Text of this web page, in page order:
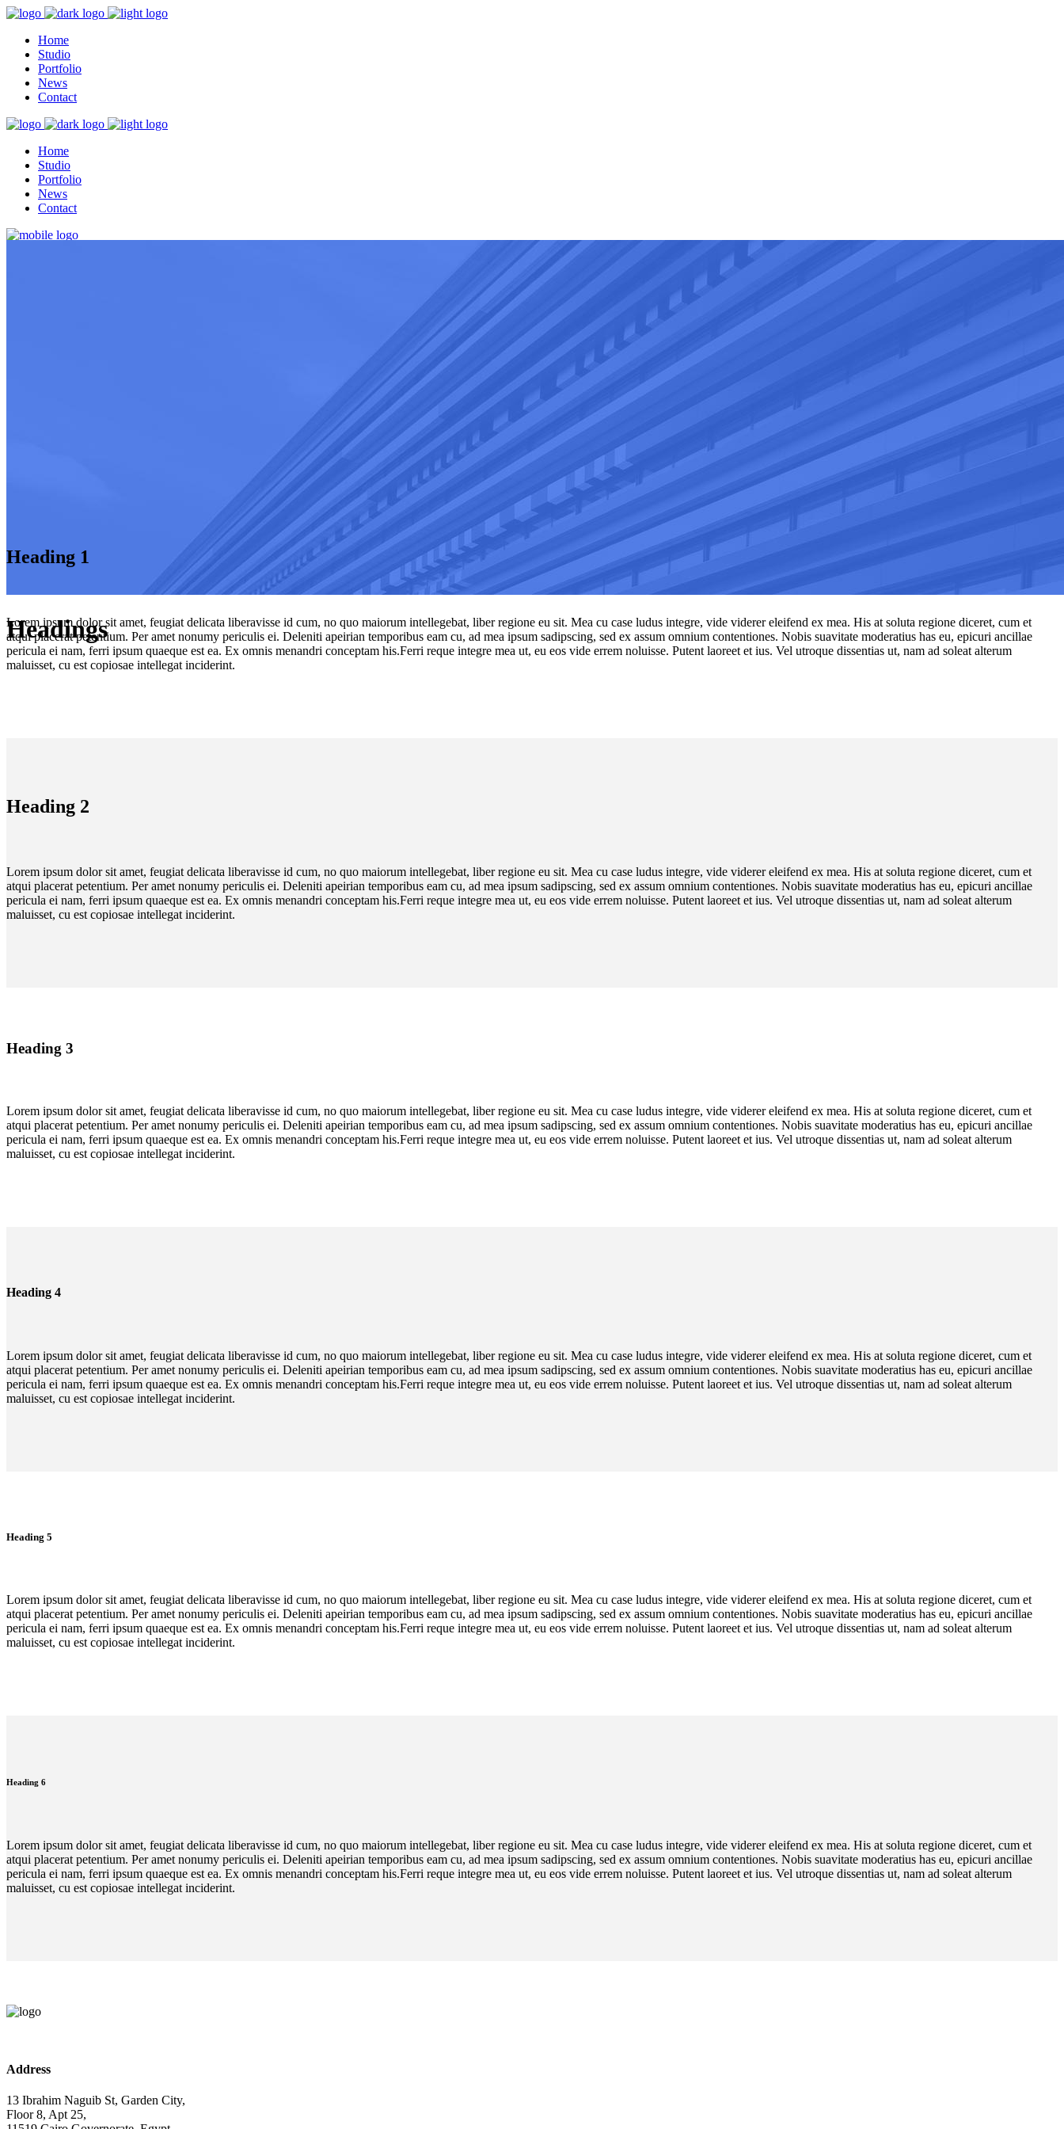
Home
Studio
Portfolio
News
Contact
Home
Studio
Portfolio
News
Contact
Headings
Heading 1
Lorem ipsum dolor sit amet, feugiat delicata liberavisse id cum, no quo maiorum intellegebat, liber regione eu sit. Mea cu case ludus integre, vide viderer eleifend ex mea. His at soluta regione diceret, cum et
atqui placerat petentium. Per amet nonumy periculis ei. Deleniti apeirian temporibus eam cu, ad mea ipsum sadipscing, sed ex assum omnium contentiones. Nobis suavitate moderatius has eu, epicuri ancillae
pericula ei nam, ferri ipsum quaeque est ea. Ex omnis menandri conceptam his.Ferri reque integre mea ut, eu eos vide errem noluisse. Putent laoreet et ius. Vel utroque dissentias ut, nam ad soleat alterum
maluisset, cu est copiosae intellegat inciderint.
Heading 2
Lorem ipsum dolor sit amet, feugiat delicata liberavisse id cum, no quo maiorum intellegebat, liber regione eu sit. Mea cu case ludus integre, vide viderer eleifend ex mea. His at soluta regione diceret, cum et
atqui placerat petentium. Per amet nonumy periculis ei. Deleniti apeirian temporibus eam cu, ad mea ipsum sadipscing, sed ex assum omnium contentiones. Nobis suavitate moderatius has eu, epicuri ancillae
pericula ei nam, ferri ipsum quaeque est ea. Ex omnis menandri conceptam his.Ferri reque integre mea ut, eu eos vide errem noluisse. Putent laoreet et ius. Vel utroque dissentias ut, nam ad soleat alterum
maluisset, cu est copiosae intellegat inciderint.
Heading 3
Lorem ipsum dolor sit amet, feugiat delicata liberavisse id cum, no quo maiorum intellegebat, liber regione eu sit. Mea cu case ludus integre, vide viderer eleifend ex mea. His at soluta regione diceret, cum et
atqui placerat petentium. Per amet nonumy periculis ei. Deleniti apeirian temporibus eam cu, ad mea ipsum sadipscing, sed ex assum omnium contentiones. Nobis suavitate moderatius has eu, epicuri ancillae
pericula ei nam, ferri ipsum quaeque est ea. Ex omnis menandri conceptam his.Ferri reque integre mea ut, eu eos vide errem noluisse. Putent laoreet et ius. Vel utroque dissentias ut, nam ad soleat alterum
maluisset, cu est copiosae intellegat inciderint.
Heading 4
Lorem ipsum dolor sit amet, feugiat delicata liberavisse id cum, no quo maiorum intellegebat, liber regione eu sit. Mea cu case ludus integre, vide viderer eleifend ex mea. His at soluta regione diceret, cum et
atqui placerat petentium. Per amet nonumy periculis ei. Deleniti apeirian temporibus eam cu, ad mea ipsum sadipscing, sed ex assum omnium contentiones. Nobis suavitate moderatius has eu, epicuri ancillae
pericula ei nam, ferri ipsum quaeque est ea. Ex omnis menandri conceptam his.Ferri reque integre mea ut, eu eos vide errem noluisse. Putent laoreet et ius. Vel utroque dissentias ut, nam ad soleat alterum
maluisset, cu est copiosae intellegat inciderint.
Heading 5
Lorem ipsum dolor sit amet, feugiat delicata liberavisse id cum, no quo maiorum intellegebat, liber regione eu sit. Mea cu case ludus integre, vide viderer eleifend ex mea. His at soluta regione diceret, cum et
atqui placerat petentium. Per amet nonumy periculis ei. Deleniti apeirian temporibus eam cu, ad mea ipsum sadipscing, sed ex assum omnium contentiones. Nobis suavitate moderatius has eu, epicuri ancillae
pericula ei nam, ferri ipsum quaeque est ea. Ex omnis menandri conceptam his.Ferri reque integre mea ut, eu eos vide errem noluisse. Putent laoreet et ius. Vel utroque dissentias ut, nam ad soleat alterum
maluisset, cu est copiosae intellegat inciderint.
Heading 6
Lorem ipsum dolor sit amet, feugiat delicata liberavisse id cum, no quo maiorum intellegebat, liber regione eu sit. Mea cu case ludus integre, vide viderer eleifend ex mea. His at soluta regione diceret, cum et
atqui placerat petentium. Per amet nonumy periculis ei. Deleniti apeirian temporibus eam cu, ad mea ipsum sadipscing, sed ex assum omnium contentiones. Nobis suavitate moderatius has eu, epicuri ancillae
pericula ei nam, ferri ipsum quaeque est ea. Ex omnis menandri conceptam his.Ferri reque integre mea ut, eu eos vide errem noluisse. Putent laoreet et ius. Vel utroque dissentias ut, nam ad soleat alterum
maluisset, cu est copiosae intellegat inciderint.
Address
13 Ibrahim Naguib St, Garden City,
Floor 8, Apt 25,